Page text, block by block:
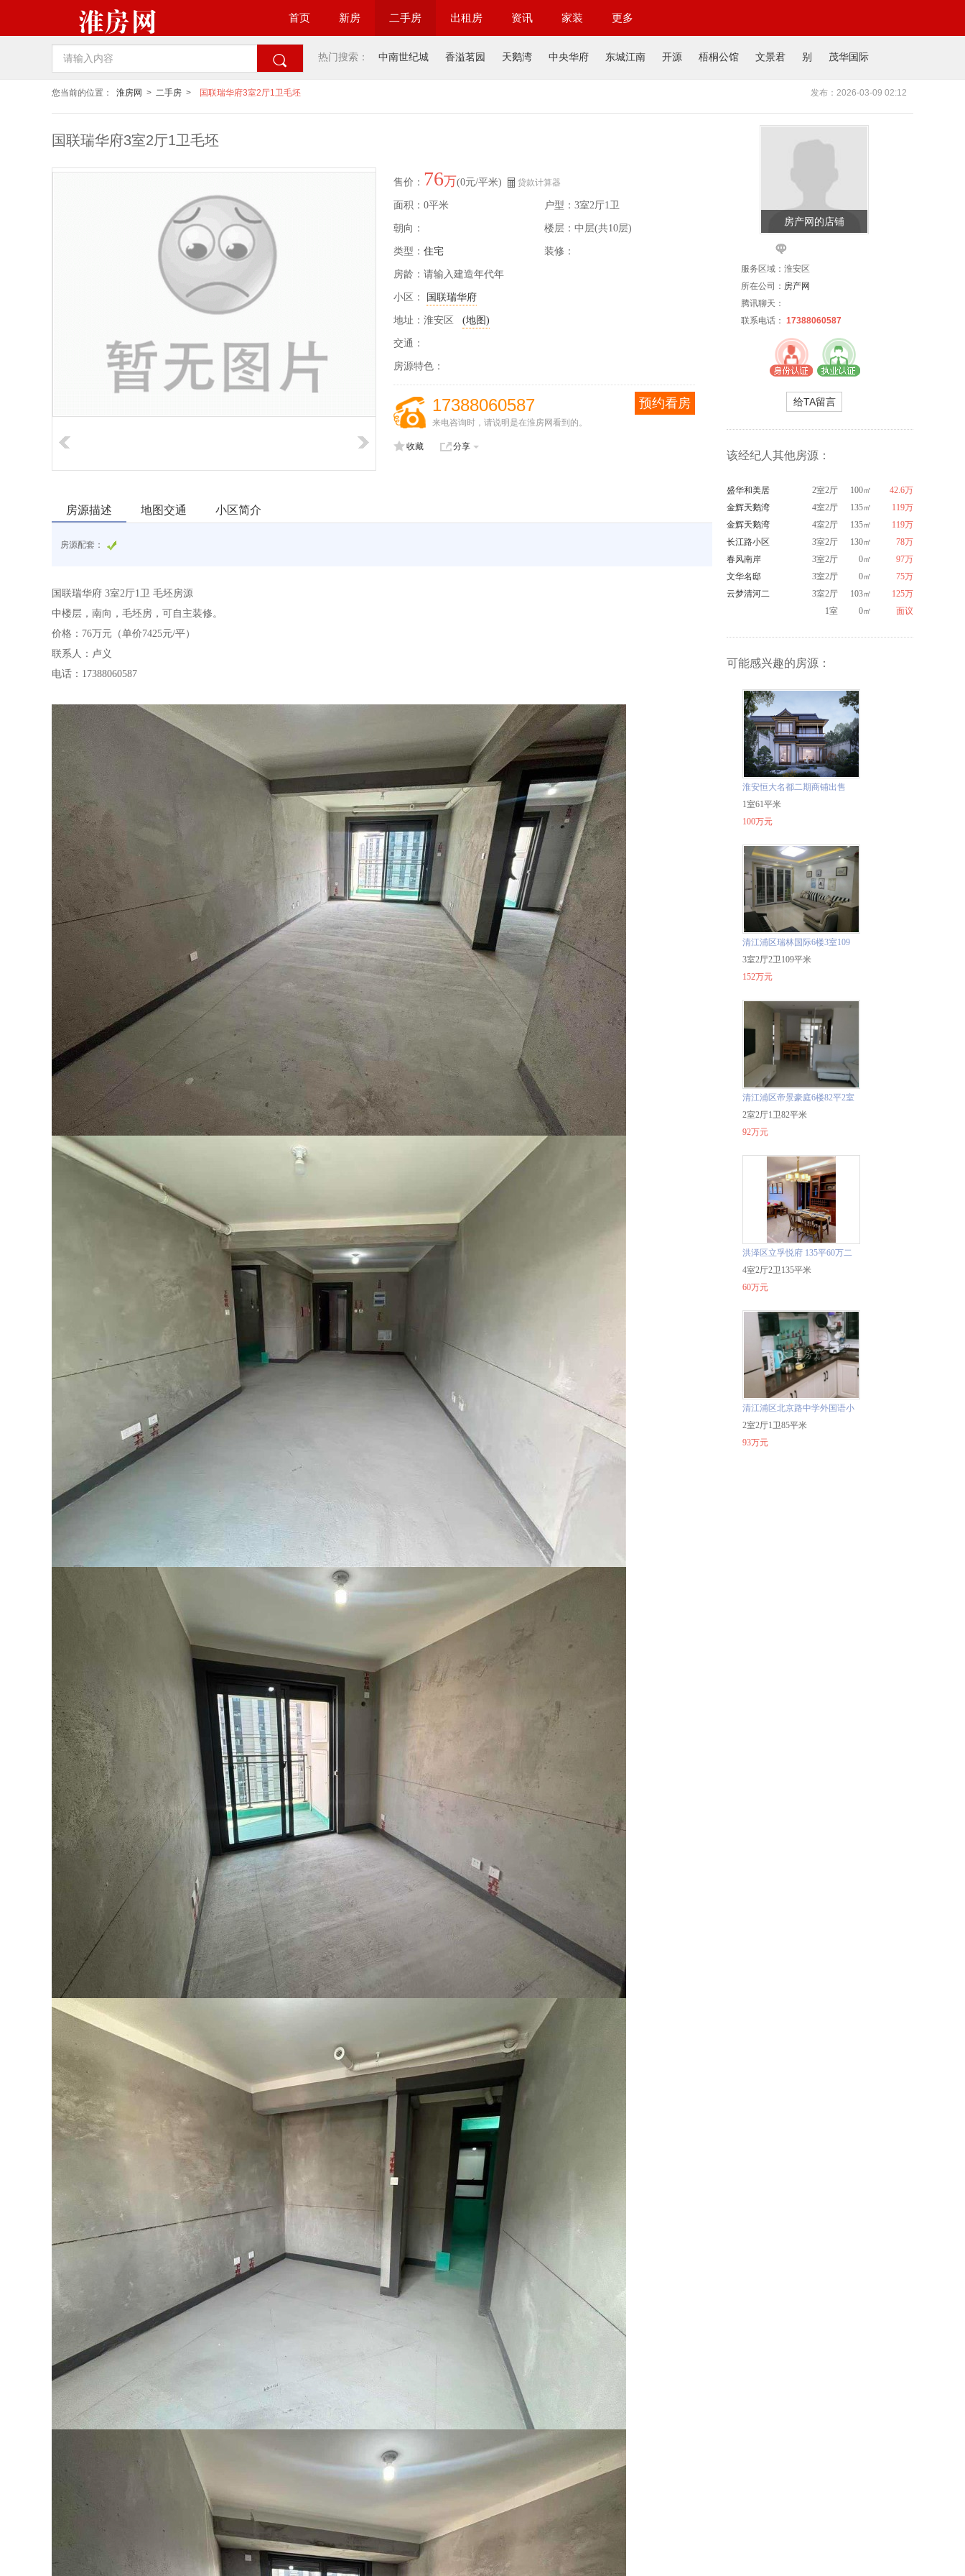
首页 新房 二手房 出租房 资讯 家装 更多
 热门搜索： 中南世纪城 香溢茗园 天鹅湾 中央华府 东城江南 开源 梧桐公馆 文景君 别 茂华国际
发布：2026-03-09 02:12
您当前的位置： 淮房网 > 二手房 > 国联瑞华府3室2厅1卫毛坯
国联瑞华府3室2厅1卫毛坯
售价： 76万(0元/平米) 贷款计算器
面积：0平米 户型：3室2厅1卫
朝向： 楼层：中层(共10层)
类型： 住宅 装修：
房龄：请输入建造年代年
小区： 国联瑞华府
地址：淮安区 (地图)
交通：
房源特色：
17388060587
来电咨询时，请说明是在淮房网看到的。
预约看房
收藏 分享
房源描述 地图交通 小区简介
房源配套：
国联瑞华府 3室2厅1卫 毛坯房源
中楼层，南向，毛坯房，可自主装修。
价格：76万元（单价7425元/平）
联系人：卢义
电话：17388060587
房产网的店铺
服务区域：淮安区
所在公司： 房产网
腾讯聊天：
联系电话： 17388060587
给TA留言
该经纪人其他房源：
盛华和美居 2室2厅 100㎡
42.6万
金辉天鹅湾
4室2厅 135㎡
119万
金辉天鹅湾
4室2厅 135㎡
119万
长江路小区
3室2厅 130㎡
78万
春风南岸
3室2厅 0㎡
97万
文华名邸
3室2厅 0㎡
75万
云梦清河二
3室2厅 103㎡
125万
1室
0㎡ 面议
可能感兴趣的房源：
淮安恒大名都二期商铺出售
1室61平米
100万元
清江浦区瑞林国际6楼3室109
平152万精装二手房
3室2厅2卫109平米
152万元
清江浦区帝景豪庭6楼82平2室
92万中装二手房
2室2厅1卫82平米
92万元
洪泽区立孚悦府 135平60万二
手房
4室2厅2卫135平米
60万元
清江浦区北京路中学外国语小
学富丽花园85平两室4楼93万
精装二手房
2室2厅1卫85平米
93万元